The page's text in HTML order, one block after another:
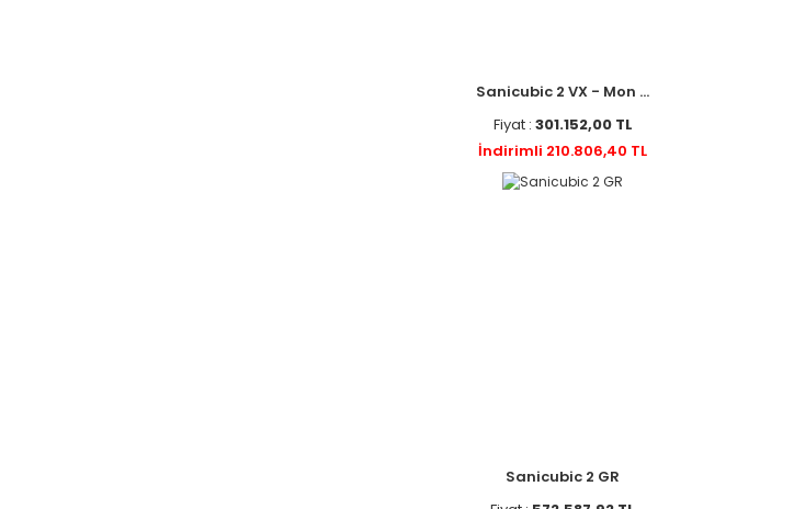
Sanicubic 2 VX - Mon ...
Fiyat : 301.152,00 TL
İndirimli 210.806,40 TL
Sanicubic 2 GR